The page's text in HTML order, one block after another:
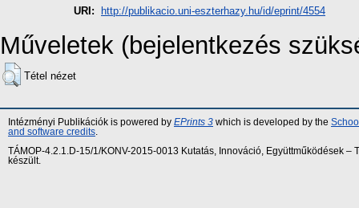
URI:
http://publikacio.uni-eszterhazy.hu/id/eprint/4554
Műveletek (bejelentkezés
Tétel nézet
Intézményi Publikációk is powered by EPrints 3 which is developed by the
and software credits
TÁMOP-4.2.1.D-15/1/KONV-2015-0013 Kutatás, Innováció, Együttműködések
készült.